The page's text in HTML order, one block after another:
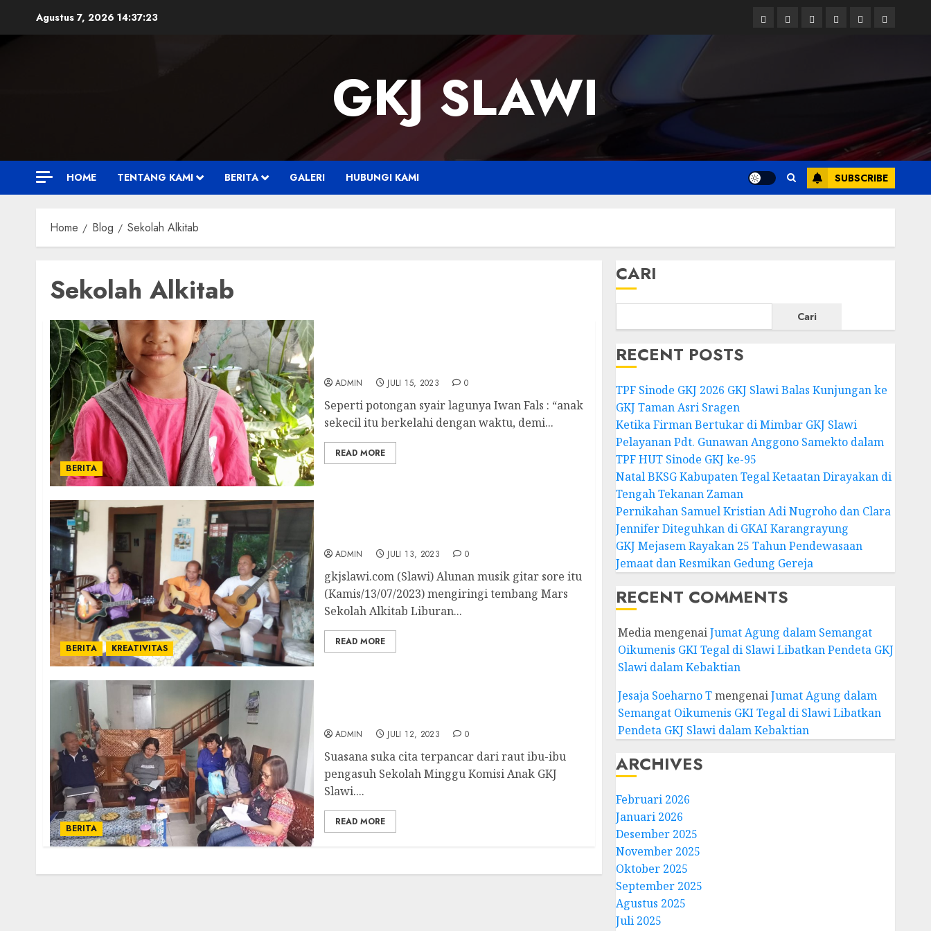
Agustus 7, 2026 14:37:24 Facebook
TwitterLinkedin
VK YoutubeInstagram
GKJ SLAWI
HOME TENTANG KAMI BERITA GALERI HUBUNGI KAMI SUBSCRIBE
Home Blog Sekolah Alkitab
Sekolah Alkitab
BERITA
ADMIN JULI 15, 2023 0
Seperti potongan syair lagunya Iwan Fals : “anak
sekecil itu berkelahi dengan waktu, demi...
READ MORE
BERITA KREATIVITAS
ADMIN JULI 13, 2023 0
gkjslawi.com (Slawi) Alunan musik gitar sore itu
(Kamis/13/07/2023) mengiringi tembang Mars
Sekolah Alkitab Liburan...
READ MORE
BERITA
ADMIN JULI 12, 2023 0
Suasana suka cita terpancar dari raut ibu-ibu
pengasuh Sekolah Minggu Komisi Anak GKJ
Slawi....
READ MORE
CARI
Cari
RECENT POSTS
TPF Sinode GKJ 2026 GKJ Slawi Balas Kunjungan ke
GKJ Taman Asri Sragen
Ketika Firman Bertukar di Mimbar GKJ Slawi
Pelayanan Pdt. Gunawan Anggono Samekto dalam
TPF HUT Sinode GKJ ke-95
Natal BKSG Kabupaten Tegal Ketaatan Dirayakan di
Tengah Tekanan Zaman
Pernikahan Samuel Kristian Adi Nugroho dan Clara
Jennifer Diteguhkan di GKAI Karangrayung
GKJ Mejasem Rayakan 25 Tahun Pendewasaan
Jemaat dan Resmikan Gedung Gereja
RECENT COMMENTS
MediamengenaiJumat Agung dalam Semangat
Oikumenis GKI Tegal di Slawi Libatkan Pendeta GKJ
Slawi dalam Kebaktian
Jesaja Soeharno TmengenaiJumat Agung dalam
Semangat Oikumenis GKI Tegal di Slawi Libatkan
Pendeta GKJ Slawi dalam Kebaktian
ARCHIVES
Februari 2026
Januari 2026
Desember 2025
November 2025
Oktober 2025
September 2025
Agustus 2025
Juli 2025